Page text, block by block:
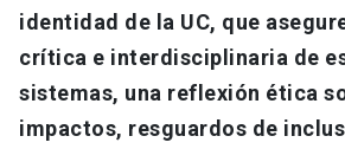
identidad de la UC, que
crítica e interdisciplinaria de
sistemas, una reflexión ética
impactos, resguardos de